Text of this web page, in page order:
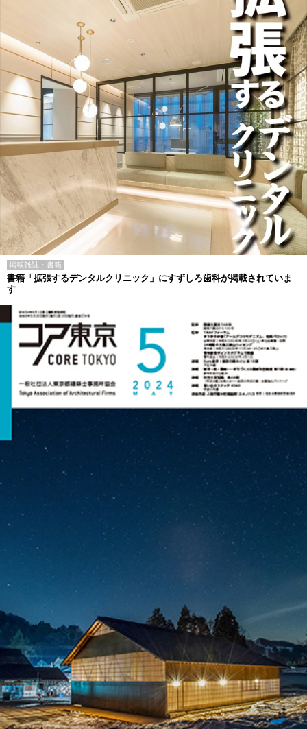
掲載雑誌・書籍
書籍「拡張するデンタルクリニック」にすずしろ歯科が掲載されていま
す